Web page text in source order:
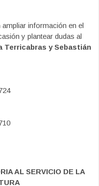
información en el
y plantear dudas al
Terricabras y Sebastián
AL SERVICIO DE LA